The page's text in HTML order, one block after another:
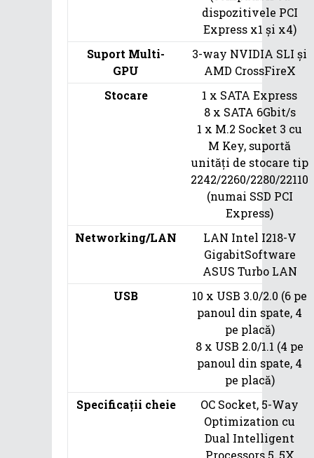
dispozitivele PCI
Express x1 și x4)
Suport Multi-
GPU
3-way NVIDIA SLI și
AMD CrossFireX
Stocare
1 x SATA Express
8 x SATA 6Gbit/s
1 x M.2 Socket 3 cu
M Key, suportă
unități de stocare tip
2242/2260/2280/22110
(numai SSD PCI
Express)
Networking/LAN
LAN Intel I218-V
GigabitSoftware
ASUS Turbo LAN
USB
10 x USB 3.0/2.0 (6 pe
panoul din spate, 4
pe placă)
8 x USB 2.0/1.1 (4 pe
panoul din spate, 4
pe placă)
Specificații cheie
OC Socket, 5-Way
Optimization cu
Dual Intelligent
Processors 5, 5X